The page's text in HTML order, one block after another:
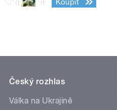
Koupit
Český rozhlas
Válka na Ukrajině